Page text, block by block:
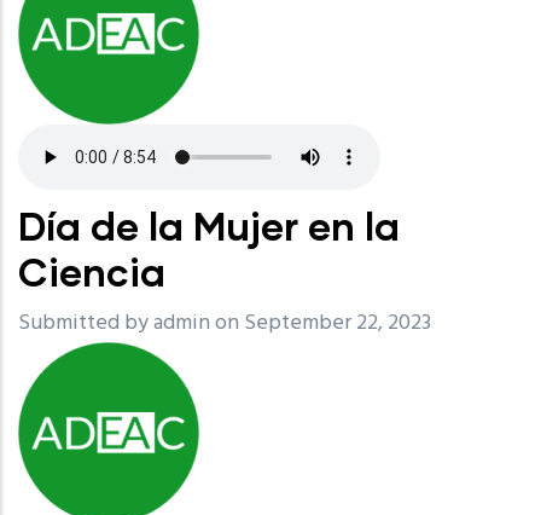
Día de la Mujer en la
Ciencia
Submitted byadminon September 22, 2023